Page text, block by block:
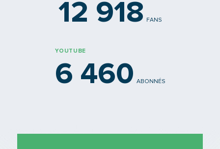
12 918 FANS
YOUTUBE
6 460 ABONNÉS